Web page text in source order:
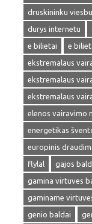
druskininku
durys internetu
e bilietai
e
ekstremalaus
ekstremalaus
ekstremalaus
elenos vairavimo
energetikas
europinis
flylal
gajos
gamina virtuves
gaminame
genio baldai